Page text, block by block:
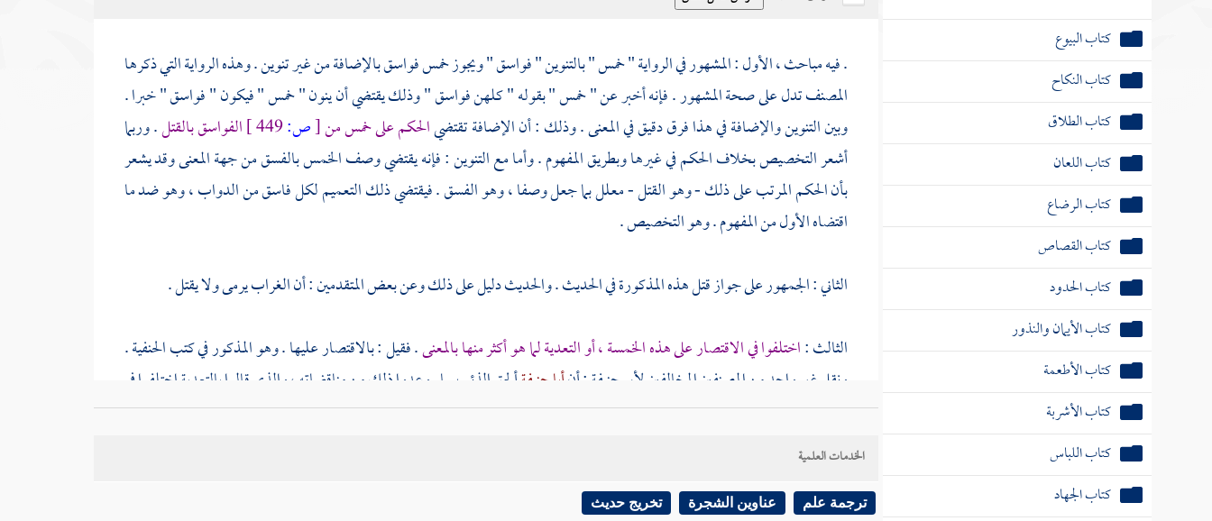
كتاب البيوع
كتاب النكاح
كتاب الطلاق
كتاب اللعان
كتاب الرضاع
كتاب القصاص
كتاب الحدود
كتاب الأيمان والنذور
كتاب الأطعمة
كتاب الأشربة
كتاب اللباس
كتاب الجهاد
. فيه مباحث ، الأول : المشهور في الرواية " خمس " بالتنوين " فواسق " ويجوز خمس فواسق بالإضافة من غير تنوين . وهذه الرواية التي ذكرها
المصنفتدل على صحة المشهور . فإنه أخبر عن " خمس " بقوله " كلهن فواسق " وذلك يقتضي أن ينون " خمس " فيكون " فواسق " خبرا .
وبين التنوين والإضافة في هذا فرق دقيق في المعنى . وذلك : أن الإضافة تقتضيالحكم على خمس من[ص:449 ] الفواسق بالقتل. وربما
أشعر التخصيص بخلاف الحكم في غيرها وبطريق المفهوم . وأما مع التنوين : فإنه يقتضي وصف الخمس بالفسق من جهة المعنى وقد يشعر
بأن الحكم المرتب على ذلك - وهو القتل - معلل بما جعل وصفا ، وهو الفسق . فيقتضي ذلك التعميم لكل فاسق من الدواب ، وهو ضد ما
اقتضاه الأول من المفهوم . وهو التخصيص .
الثاني : الجمهور على جواز قتل هذه المذكورة في الحديث . والحديث دليل على ذلك وعن بعض المتقدمين : أن الغراب يرمى ولا يقتل .
الثالث :اختلفوا في الاقتصار على هذه الخمسة ، أو التعدية لما هو أكثر منها بالمعنى. فقيل : بالاقتصار عليها . وهو المذكور في كتب الحنفية .
ونقل غير واحد من المصنفين المخالفين لأبي حنيفة: أنأبا حنيفةألحق الذئب بها . وعدوا ذلك من مناقضاته ، والذي قالوا بالتعدية اختلفوا في
المعنى الذي به التعدية . فنقل عن بعض الشارحين : أنالشافعيقال : المعنى في جواز قتلهن : كونهن مما لا يؤكل ، فكل ما لا يؤكل قتله جائز
للمحرم ، ولا فدية عليه ، وقال
وهذا عندي فيه نظر ، فإن جواز القتل غير جواز الاصطياد ، وإنما يرى
الخدمات العلمية
ترجمة علم عناوين الشجرة تخريج حديث